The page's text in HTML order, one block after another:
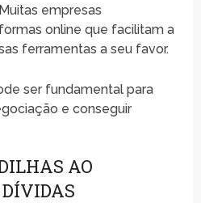
empresas
online que facilitam a
ferramentas a seu favor.
ser fundamental para
e conseguir
AO